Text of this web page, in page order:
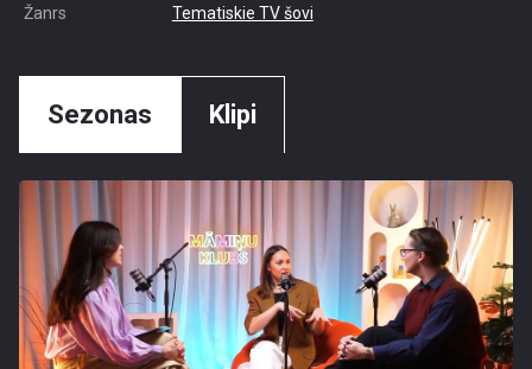
Žanrs Tematiskie TV šovi
Sezonas Klipi